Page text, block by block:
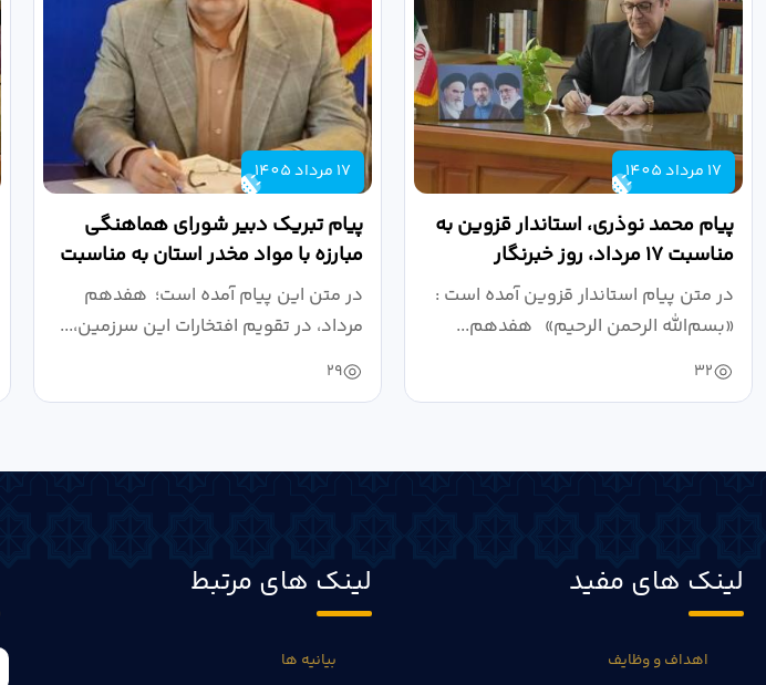
17 مرداد 1405
پیام محمد نوذری، استاندار قزوین به
مناسبت ۱۷ مرداد، روز خبرنگار
در متن پیام استاندار قزوین آمده است :
«بسم‌الله الرحمن الرحیم» هفدهم...
32
17 مرداد 1405
پیام تبریک دبیر شورای هماهنگی
مبارزه با مواد مخدر استان به مناسبت
روز خبرنگار...
در متن این پیام آمده است؛ هفدهم
مرداد، در تقویم افتخارات این سرزمین،...
29
لینک های مفید
اهداف و وظایف
لینک های مرتبط
بیانیه ها